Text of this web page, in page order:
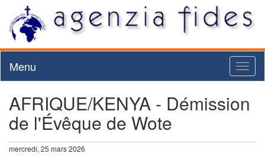
Menu
AFRIQUE/KENYA - Démission
de l'Évêque de Wote
mercredi, 25 mars 2026